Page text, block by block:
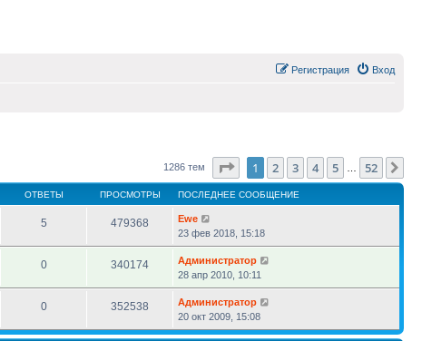
Вход
Регистрация
1286 тем Страница1 из 52
1 2 3 4 5 52
ОТВЕТЫ ПРОСМОТРЫ ПОСЛЕДНЕЕ СООБЩЕНИЕ
5 479368
Ewe
23 фев 2018, 15:18
0 340174
Администратор
28 апр 2010, 10:11
0 352538
Администратор
20 окт 2009, 15:08